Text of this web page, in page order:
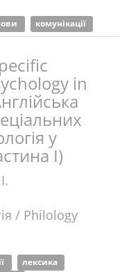
комунікації
in
у
I)
/ Philology
лексика